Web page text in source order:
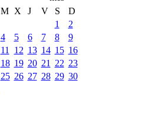
M X J V S
D
1
2
4 5 6 7 8
9
11 12 13 14 15 16
18 19 20 21 22 23
25 26 27 28 29 30